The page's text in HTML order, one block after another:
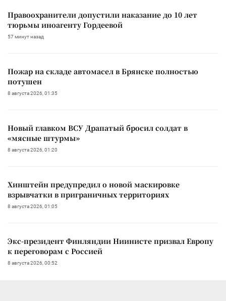
Правоохранители допустили наказание до 10 лет
тюрьмы иноагенту Гордеевой
57 минут назад
Пожар на складе автомасел в Брянске полностью
потушен
8 августа 2026, 01:35
Новый главком ВСУ Драпатый бросил солдат в
«мясные штурмы»
8 августа 2026, 01:20
Хинштейн предупредил о новой маскировке
взрывчатки в приграничных территориях
8 августа 2026, 01:05
Экс-президент Финляндии Ниинисте призвал Европу
к переговорам с Россией
8 августа 2026, 00:52